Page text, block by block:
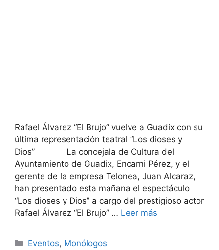
Rafael Álvarez “El Brujo” vuelve a Guadix con su
última representación teatral “Los dioses y
Dios” La concejala de Cultura del
Ayuntamiento de Guadix, Encarni Pérez, y el
gerente de la empresa Telonea, Juan Alcaraz,
han presentado esta mañana el espectáculo
“Los dioses y Dios” a cargo del prestigioso actor
Rafael Álvarez “El Brujo” … Leer más
Categorías
Eventos, Monólogos